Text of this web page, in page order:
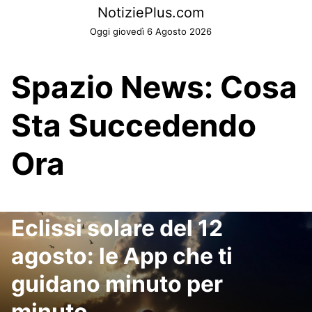
NotiziePlus.com
Oggi giovedì 6 Agosto 2026
Spazio News: Cosa
Sta Succedendo
Ora
Eclissi solare del 12
agosto: le App che ti
guidano minuto per